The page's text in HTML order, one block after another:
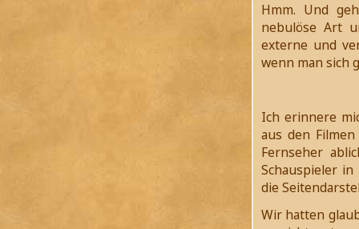
Hmm. Und
nebulöse Art
externe und
wenn man sich
Ich erinnere
aus den
Fernseher
Schauspieler
die
Wir hatten